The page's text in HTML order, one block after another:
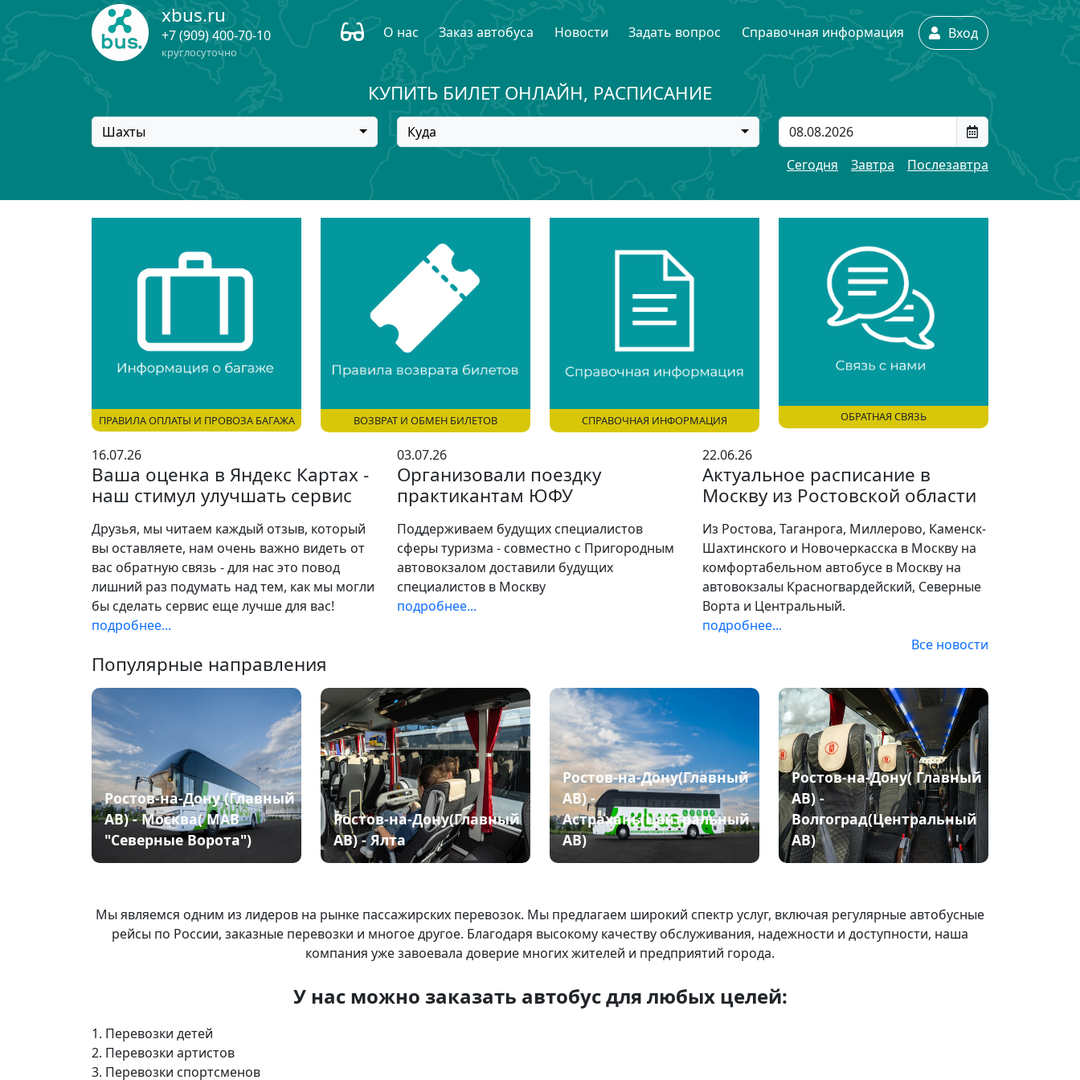
xbus.ru
+7 (909) 400-70-10
круглосуточно
О нас Заказ автобуса Новости Задать вопрос Справочная информация Вход
КУПИТЬ БИЛЕТ ОНЛАЙН, РАСПИСАНИЕ
Шахты
Куда
Сегодня
Завтра Послезавтра
ПРАВИЛА ОПЛАТЫ И ПРОВОЗА БАГАЖА ВОЗВРАТ И ОБМЕН БИЛЕТОВ СПРАВОЧНАЯ ИНФОРМАЦИЯ ОБРАТНАЯ СВЯЗЬ
16.07.26
Ваша оценка в Яндекс Картах -
наш стимул улучшать сервис
Друзья, мы читаем каждый отзыв, который
вы оставляете, нам очень важно видеть от
вас обратную связь - для нас это повод
лишний раз подумать над тем, как мы могли
бы сделать сервис еще лучше для вас!
подробнее...
03.07.26
Организовали поездку
практикантам ЮФУ
Поддерживаем будущих специалистов
сферы туризма - совместно с Пригородным
автовокзалом доставили будущих
специалистов в Москву
подробнее...
22.06.26
Актуальное расписание в
Москву из Ростовской области
Из Ростова, Таганрога, Миллерово, Каменск-
Шахтинского и Новочеркасска в Москву на
комфортабельном автобусе в Москву на
автовокзалы Красногвардейский, Северные
Ворта и Центральный.
подробнее...
Все новости
Популярные направления
Ростов-на-Дону (Главный
АВ) - Москва( МАВ
"Северные Ворота")
Ростов-на-Дону(Главный
АВ) - Ялта
Ростов-на-Дону(Главный
АВ) -
Астрахань(Центральный
АВ)
Ростов-на-Дону( Главный
АВ) -
Волгоград(Центральный
АВ)
Мы являемся одним из лидеров на рынке пассажирских перевозок. Мы предлагаем широкий спектр услуг, включая регулярные автобусные
рейсы по России, заказные перевозки и многое другое. Благодаря высокому качеству обслуживания, надежности и доступности, наша
компания уже завоевала доверие многих жителей и предприятий города.
У нас можно заказать автобус для любых целей:
1. Перевозки детей
2. Перевозки артистов
3. Перевозки спортсменов